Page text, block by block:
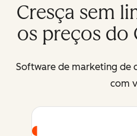
Cresça sem
os preços do
Software de marketing de
com